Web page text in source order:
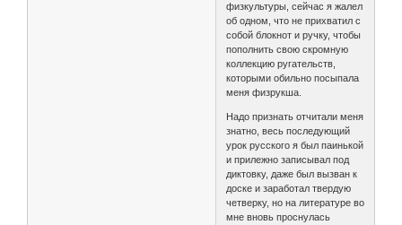
физкультуры, сейчас я жалел
об одном, что не прихватил с
собой блокнот и ручку, чтобы
пополнить свою скромную
коллекцию ругательств,
которыми обильно посыпала
меня физрукша.
Надо признать отчитали меня
знатно, весь последующий
урок русского я был паинькой
и прилежно записывал под
диктовку, даже был вызван к
доске и заработал твердую
четверку, но на литературе во
мне вновь проснулась